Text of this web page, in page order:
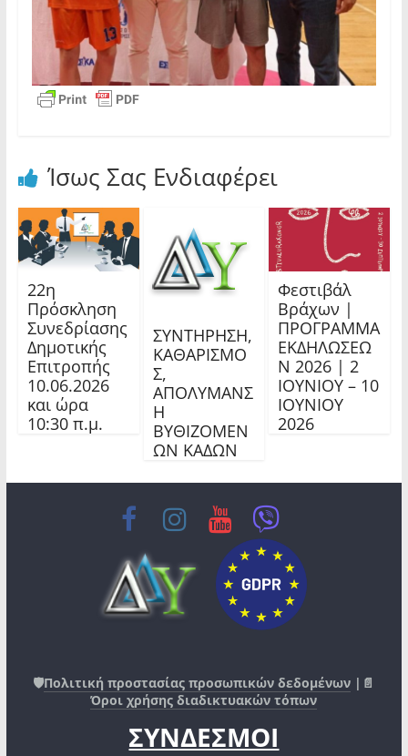
Ίσως Σας Ενδιαφέρει
22η
Πρόσκληση
Συνεδρίασης
Δημοτικής
Επιτροπής
10.06.2026
και ώρα
10:30 π.μ.
ΣΥΝΤΗΡΗΣΗ,
ΚΑΘΑΡΙΣΜΟ
Σ,
ΑΠΟΛΥΜΑΝΣ
Η
ΒΥΘΙΖΟΜΕΝ
ΩΝ ΚΑΔΩΝ
Φεστιβάλ
Βράχων |
ΠΡΟΓΡΑΜΜΑ
ΕΚΔΗΛΩΣΕΩ
Ν 2026 | 2
ΙΟΥΝΙΟΥ – 10
ΙΟΥΝΙΟΥ
2026
🛡️Πολιτική προστασίας προσωπικών δεδομένων |📄
Όροι χρήσης διαδικτυακών τόπων
ΣΥΝΔΕΣΜΟΙ